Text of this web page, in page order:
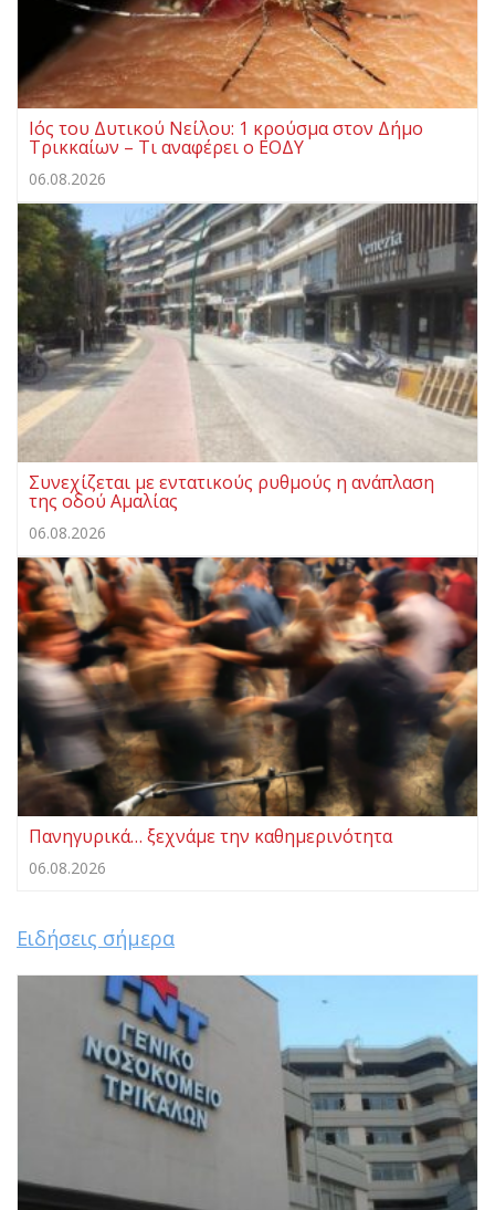
Ιός του Δυτικού Νείλου: 1 κρούσμα στον Δήμο
Τρικκαίων – Τι αναφέρει ο ΕΟΔΥ
06.08.2026
Συνεχίζεται με εντατικούς ρυθμούς η ανάπλαση
της οδού Αμαλίας
06.08.2026
Πανηγυρικά… ξεχνάμε την καθημερινότητα
06.08.2026
Ειδήσεις σήμερα